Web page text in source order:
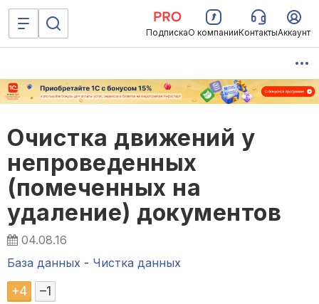
ПодпискаО компанииКонтактыАккаунт
Очистка движений у
непроведенных
(помеченных на
удаление) документов
04.08.16
База данных - Чистка данных
+4 –1